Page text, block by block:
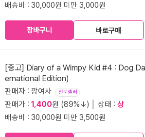
배송비 : 30,000원 미만 3,000원
장바구니 바로구매
[중고] Diary of a Wimpy Kid #4 : Dog
ernational Edition)
판매자 : 깡여사 전문셀러
판매가 : 1,400원 (89%↓) │ 상태 : 상
배송비 : 30,000원 미만 3,500원